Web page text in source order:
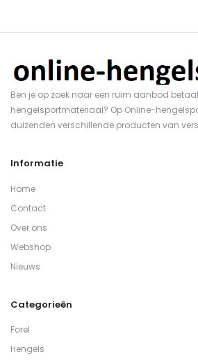
Ben je op zoek naar een ruim aanbod
hengelsportmateriaal? Op Online-
duizenden verschillende producten van
Informatie
Home
Contact
Over ons
Webshop
Nieuws
Categorieën
Forel
Hengels